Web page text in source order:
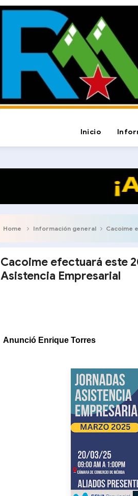
Inicio
Home Información general Cacoime
Cacoime efectuará este
Asistencia Empresarial
Anunció Enrique Torres